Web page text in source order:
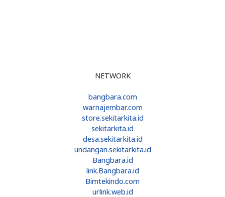
NETWORK
bangbara.com
warnajembar.com
store.sekitarkita.id
sekitarkita.id
desa.sekitarkita.id
undangan.sekitarkita.id
Bangbara.id
link.Bangbara.id
Bimtekindo.com
urlink.web.id